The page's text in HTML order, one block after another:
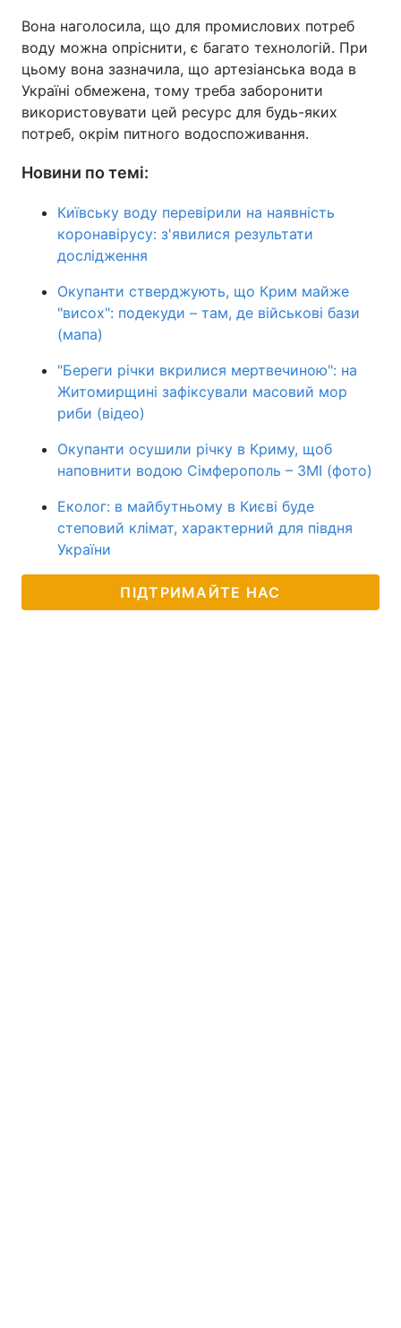
Вона наголосила, що для промислових потреб
воду можна опріснити, є багато технологій. При
цьому вона зазначила, що артезіанська вода в
Україні обмежена, тому треба заборонити
використовувати цей ресурс для будь-яких
потреб, окрім питного водоспоживання.
Новини по темі:
Київську воду перевірили на наявність
коронавірусу: з'явилися результати
дослідження
Окупанти стверджують, що Крим майже
"висох": подекуди – там, де військові бази
(мапа)
"Береги річки вкрилися мертвечиною": на
Житомирщині зафіксували масовий мор
риби (відео)
Окупанти осушили річку в Криму, щоб
наповнити водою Сімферополь – ЗМІ (фото)
Еколог: в майбутньому в Києві буде
степовий клімат, характерний для півдня
України
ПІДТРИМАЙТЕ НАС